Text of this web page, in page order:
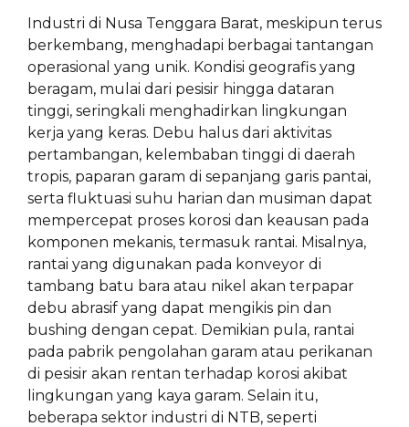
Industri di Nusa Tenggara Barat, meskipun terus
berkembang, menghadapi berbagai tantangan
operasional yang unik. Kondisi geografis yang
beragam, mulai dari pesisir hingga dataran
tinggi, seringkali menghadirkan lingkungan
kerja yang keras. Debu halus dari aktivitas
pertambangan, kelembaban tinggi di daerah
tropis, paparan garam di sepanjang garis pantai,
serta fluktuasi suhu harian dan musiman dapat
mempercepat proses korosi dan keausan pada
komponen mekanis, termasuk rantai. Misalnya,
rantai yang digunakan pada konveyor di
tambang batu bara atau nikel akan terpapar
debu abrasif yang dapat mengikis pin dan
bushing dengan cepat. Demikian pula, rantai
pada pabrik pengolahan garam atau perikanan
di pesisir akan rentan terhadap korosi akibat
lingkungan yang kaya garam. Selain itu,
beberapa sektor industri di NTB, seperti